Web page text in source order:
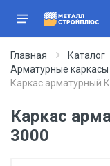
Главная Каталог
Арматурные каркасы
Каркас арматурный
Каркас
3000